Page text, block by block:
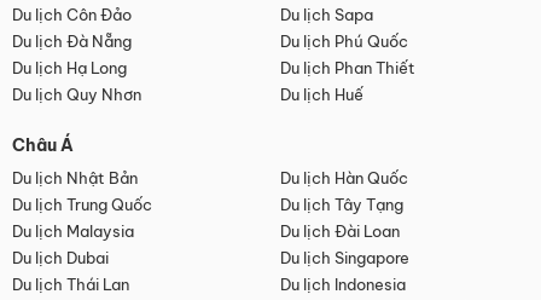
Du lịch Côn Đảo
Du lịch Sapa
Du lịch Đà Nẵng
Du lịch Phú Quốc
Du lịch Hạ Long
Du lịch Phan Thiết
Du lịch Quy Nhơn
Du lịch Huế
Châu Á
Du lịch Nhật Bản
Du lịch Hàn Quốc
Du lịch Trung Quốc
Du lịch Tây Tạng
Du lịch Malaysia
Du lịch Đài Loan
Du lịch Dubai
Du lịch Singapore
Du lịch Thái Lan
Du lịch Indonesia